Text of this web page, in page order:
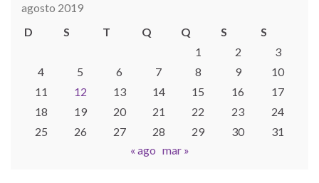
agosto 2019
D
S T Q Q S
S
1
2
3
4
5 6 7 8 9
10
11
12 13 14 15 16
17
18
19 20 21 22 23
24
25
26 27 28 29 30
31
« ago mar »